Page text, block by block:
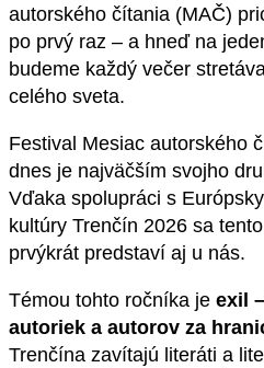
autorského čítania (MAČ)
po prvý raz – a hneď na
budeme každý večer
celého sveta.
Festival Mesiac autorského
dnes je najväčším svojho
Vďaka spolupráci s
kultúry Trenčín 2026 sa
prvýkrát predstaví aj u nás.
Témou tohto ročníka je exil
autoriek a autorov za
Trenčína zavítajú literáti a